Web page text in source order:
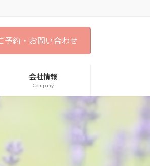
予約・お問い合わせ
会社情報
Company